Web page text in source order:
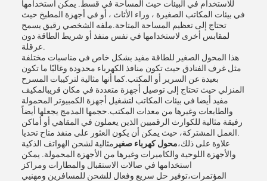
للاستخدام في البيئات حيث المساحة في قسط. يمكن استخدامها
في بيئات المكاتب الصغيرة ، وراء الأثاث ، أو في أجهزة المطبخ حيث
تحتاج إلى تعظيم المساحة المتاحة.ملفه الشخصي رقيق يسمح
لمقابس أخرى لاستخدامها في نفس منفذ أو شريط الطاقة دون
هذا المحول الصغير للطاقة مفيد بشكل خاص في مناسبات مختلفة
مثل غرف الفنادق حيث تكون منافذ الكهرباء محدودة وغالبًا ما تكون
بعيدة عن السرير أو المكتب.كما أنها مثالية لتركيبات المسرح
المنزلي حيث تحتاج إلى توصيل أجهزة متعددة في مكان قريبالمكيف
مفيد أيضا في بيئات المكاتب لتشغيل أجهزة الكمبيوتر المحمولة
والطابعات وغيرها من معدات المكتب.حجمها المدمج يجعلها أيضاً
رفيقة مثالية للكوارث الرقميين الذين يعملون في المقاهي أو أماكن
علاوة على ذلك،محول كهرباء صغير مثالية لشحن الهواتف الذكية
والأجهزة اللوحية والكاميرات وغيرها من الأجهزة المحمولة. يمكن
استخدامها في صالات الاستقبال والمطارات ومراكز
المؤتمرات،توفير حل سريع وفعال للشحن للمسافرين ومهنيي